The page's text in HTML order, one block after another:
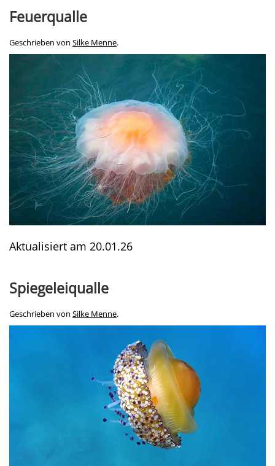
Feuerqualle
Geschrieben von Silke Menne.
Aktualisiert am 20.01.26
Spiegeleiqualle
Geschrieben von Silke Menne.